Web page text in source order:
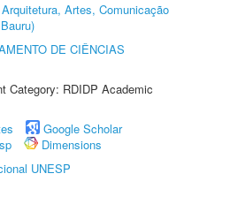
Artes, Comunicação
DE CIÊNCIAS
Category: RDIDP Academic
Google Scholar
Dimensions
UNESP